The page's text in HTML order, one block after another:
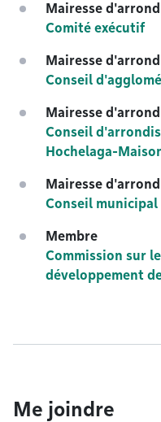
Mairesse
Comité exécutif
Mairesse
Conseil
Mairesse
Conseil
Hochelaga-
Mairesse
Conseil municipal
Membre
Commission sur
développement
Me joindre